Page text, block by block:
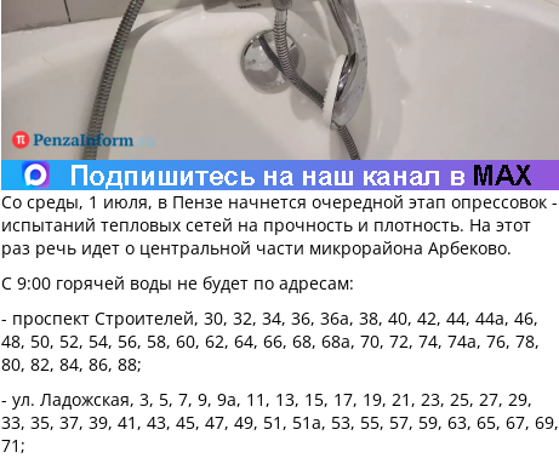
Со среды, 1 июля, в Пензе начнется очередной этап опрессовок -
испытаний тепловых сетей на прочность и плотность. На этот
раз речь идет о центральной части микрорайона Арбеково.
С 9:00 горячей воды не будет по адресам:
- проспект Строителей, 30, 32, 34, 36, 36а, 38, 40, 42, 44, 44а, 46,
48, 50, 52, 54, 56, 58, 60, 62, 64, 66, 68, 68а, 70, 72, 74, 74а, 76, 78,
80, 82, 84, 86, 88;
- ул. Ладожская, 3, 5, 7, 9, 9а, 11, 13, 15, 17, 19, 21, 23, 25, 27, 29,
33, 35, 37, 39, 41, 43, 45, 47, 49, 51, 51а, 53, 55, 57, 59, 63, 65, 67, 69,
71;